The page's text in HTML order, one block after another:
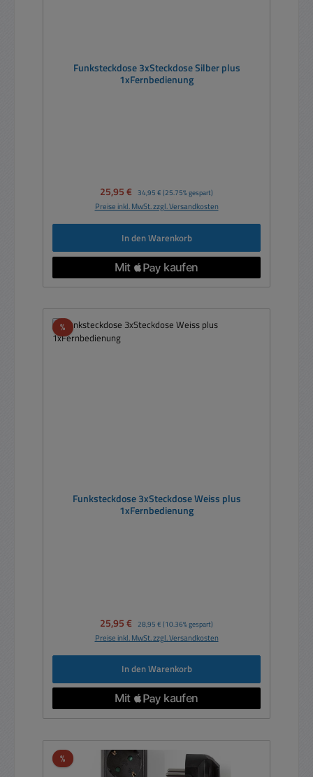
Funksteckdose 3xSteckdose Silber plus
1xFernbedienung
Verkaufspreis:
25,95 € Regulärer Preis:
34,95 € (25.75% gespart)
Preise inkl. MwSt. zzgl. Versandkosten
In den Warenkorb
%Rabatt
Funksteckdose 3xSteckdose Weiss plus
1xFernbedienung
Verkaufspreis:
25,95 € Regulärer Preis:
28,95 € (10.36% gespart)
Preise inkl. MwSt. zzgl. Versandkosten
In den Warenkorb
%Rabatt